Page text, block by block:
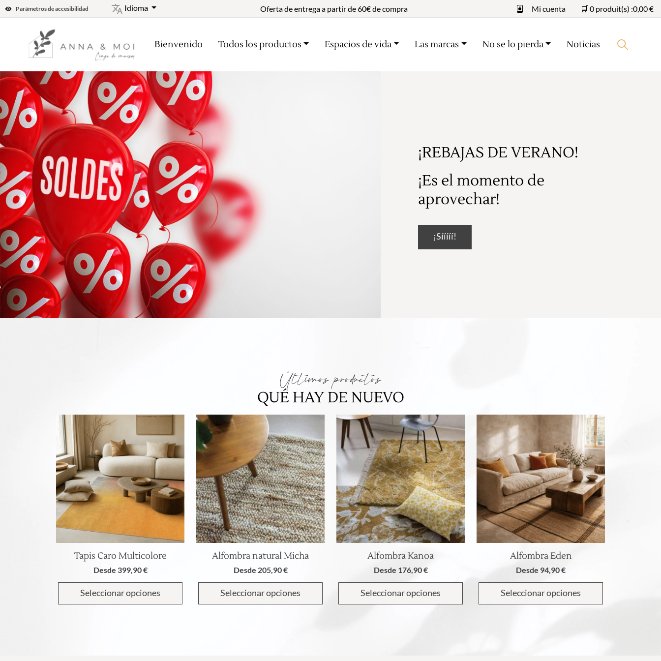
Parámetros de accesibilidad Idioma Oferta de entrega a partir de 60€ de compra Mi cuenta 🛒 0 produit(s) :0,00€
Bienvenido Todos los productos Espacios de vida Las marcas No se lo pierda Noticias
¡REBAJAS DE VERANO!
¡Es el momento de
aprovechar!
¡Sííííí!
Últimos productos
QUÉ HAY DE NUEVO
Tapis Caro Multicolore
Desde 399,90€
Seleccionar opciones
Este
producto
tiene
variantes.
Las
Alfombra natural Micha
Desde 205,90€
Seleccionar opciones
Este
producto
tiene
variantes.
Las
Alfombra Kanoa
Desde 176,90€
Seleccionar opciones
Este
producto
tiene
variantes.
Las
Alfombra Eden
Desde 94,90€
Seleccionar opciones
Este
producto
tiene
variantes.
Las